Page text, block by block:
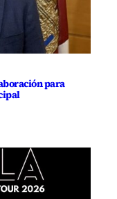
para